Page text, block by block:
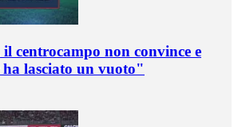
centrocampo non convince e
lasciato un vuoto"